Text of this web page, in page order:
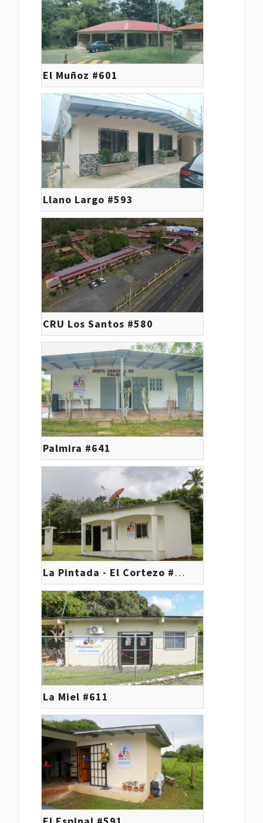
El Muñoz #601
Llano Largo #593
CRU Los Santos #580
Palmira #641
La Pintada - El Cortezo #574
La Miel #611